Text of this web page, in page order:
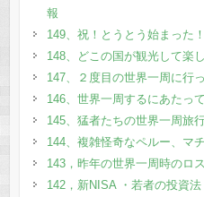
報
149、祝！とうとう始まった
148、どこの国が観光して楽
147、２度目の世界一周に行
146、世界一周するにあたって
145、猛者たちの世界一周旅
144、複雑怪奇なペルー、マ
143，昨年の世界一周時のロ
142，新NISA ・若者の投資法